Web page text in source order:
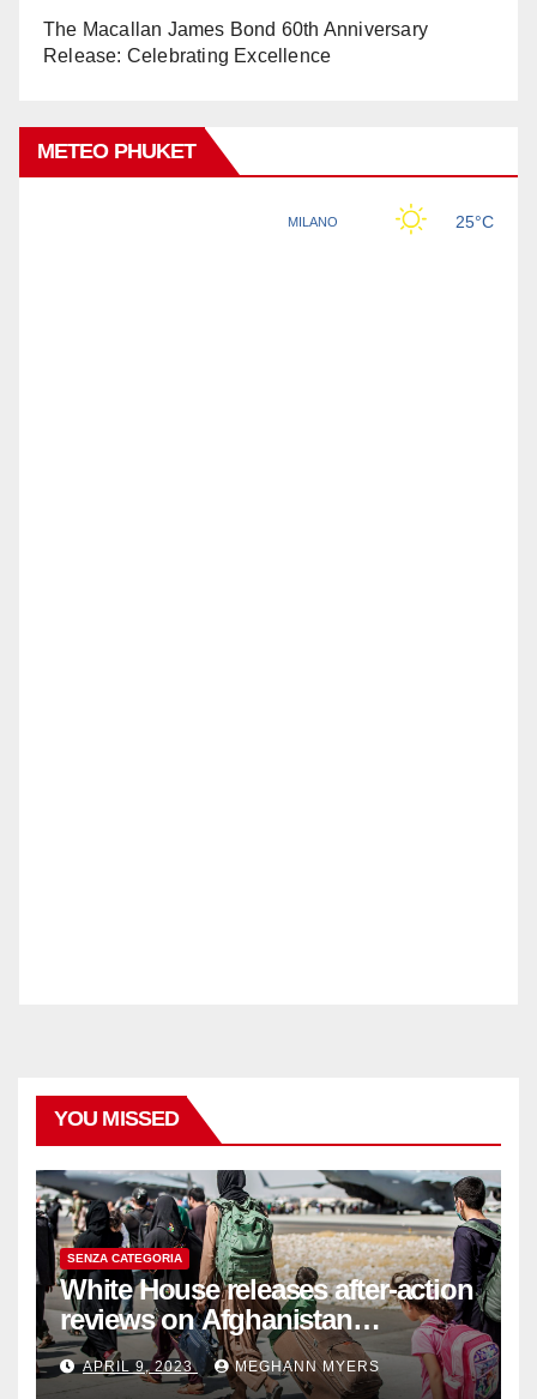
The Macallan James Bond 60th Anniversary
Release: Celebrating Excellence
METEO PHUKET
YOU MISSED
SENZA CATEGORIA
White House releases after-action
reviews on Afghanistan
withdrawal
APRIL 9, 2023 MEGHANN MYERS